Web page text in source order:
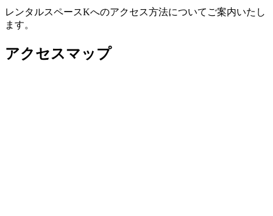
レンタルスペースKへのアクセス方法についてご案内いたし
ます。
アクセスマップ